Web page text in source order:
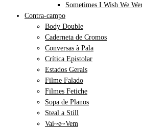
Sometimes I Wish We
Contra-campo
Body Double
Caderneta de Cromos
Conversas à Pala
Crítica Epistolar
Estados Gerais
Filme Falado
Filmes Fetiche
Sopa de Planos
Steal a Still
Vai~e~Vem